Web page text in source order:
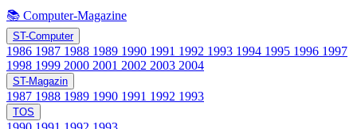
📚 Computer-Magazine
ST-Computer
1986 1987 1988 1989 1990 1991 1992 1993 1994 1995 1996 1997
1998 1999 2000 2001 2002 2003 2004
ST-Magazin
1987 1988 1989 1990 1991 1992 1993
TOS